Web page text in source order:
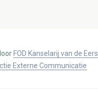
FOD Kanselarij van de
Externe Communicatie